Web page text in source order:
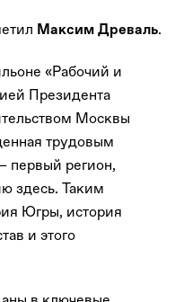
Максим Древаль.
«Рабочий и
Президента
Москвы
трудовым
первый регион,
здесь. Таким
Югры, история
и этого